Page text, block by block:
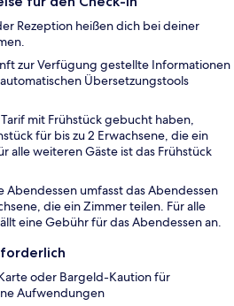
Rezeption heißen dich bei deiner
zur Verfügung gestellte Informationen
Übersetzungstools
mit Frühstück gebucht haben,
für bis zu 2 Erwachsene, die ein
alle weiteren Gäste ist das Frühstück
Abendessen umfasst das Abendessen
die ein Zimmer teilen. Für alle
eine Gebühr für das Abendessen an.
oder Bargeld-Kaution für
Aufwendungen